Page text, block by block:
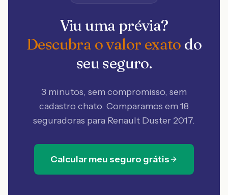
Viu uma prévia?
Descubra o valor exato do
seu seguro.
3 minutos, sem compromisso, sem
cadastro chato. Comparamos em 18
seguradoras para Renault Duster 2017.
Calcular meu seguro grátis